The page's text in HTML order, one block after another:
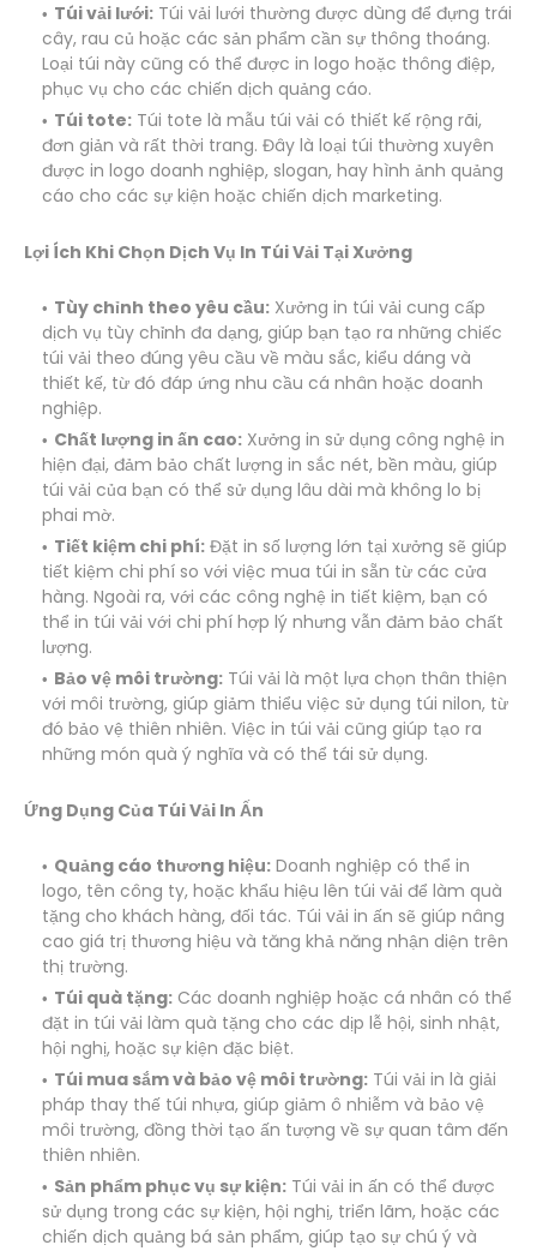
Túi vải lưới: Túi vải lưới thường được dùng để đựng trái
cây, rau củ hoặc các sản phẩm cần sự thông thoáng.
Loại túi này cũng có thể được in logo hoặc thông điệp,
phục vụ cho các chiến dịch quảng cáo.
Túi tote: Túi tote là mẫu túi vải có thiết kế rộng rãi,
đơn giản và rất thời trang. Đây là loại túi thường xuyên
được in logo doanh nghiệp, slogan, hay hình ảnh quảng
cáo cho các sự kiện hoặc chiến dịch marketing.
Lợi Ích Khi Chọn Dịch Vụ In Túi Vải Tại Xưởng
Tùy chỉnh theo yêu cầu: Xưởng in túi vải cung cấp
dịch vụ tùy chỉnh đa dạng, giúp bạn tạo ra những chiếc
túi vải theo đúng yêu cầu về màu sắc, kiểu dáng và
thiết kế, từ đó đáp ứng nhu cầu cá nhân hoặc doanh
nghiệp.
Chất lượng in ấn cao: Xưởng in sử dụng công nghệ in
hiện đại, đảm bảo chất lượng in sắc nét, bền màu, giúp
túi vải của bạn có thể sử dụng lâu dài mà không lo bị
phai mờ.
Tiết kiệm chi phí: Đặt in số lượng lớn tại xưởng sẽ giúp
tiết kiệm chi phí so với việc mua túi in sẵn từ các cửa
hàng. Ngoài ra, với các công nghệ in tiết kiệm, bạn có
thể in túi vải với chi phí hợp lý nhưng vẫn đảm bảo chất
lượng.
Bảo vệ môi trường: Túi vải là một lựa chọn thân thiện
với môi trường, giúp giảm thiểu việc sử dụng túi nilon, từ
đó bảo vệ thiên nhiên. Việc in túi vải cũng giúp tạo ra
những món quà ý nghĩa và có thể tái sử dụng.
Ứng Dụng Của Túi Vải In Ấn
Quảng cáo thương hiệu: Doanh nghiệp có thể in
logo, tên công ty, hoặc khẩu hiệu lên túi vải để làm quà
tặng cho khách hàng, đối tác. Túi vải in ấn sẽ giúp nâng
cao giá trị thương hiệu và tăng khả năng nhận diện trên
thị trường.
Túi quà tặng: Các doanh nghiệp hoặc cá nhân có thể
đặt in túi vải làm quà tặng cho các dịp lễ hội, sinh nhật,
hội nghị, hoặc sự kiện đặc biệt.
Túi mua sắm và bảo vệ môi trường: Túi vải in là giải
pháp thay thế túi nhựa, giúp giảm ô nhiễm và bảo vệ
môi trường, đồng thời tạo ấn tượng về sự quan tâm đến
thiên nhiên.
Sản phẩm phục vụ sự kiện: Túi vải in ấn có thể được
sử dụng trong các sự kiện, hội nghị, triển lãm, hoặc các
chiến dịch quảng bá sản phẩm, giúp tạo sự chú ý và